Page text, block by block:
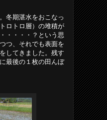
冬期湛水をおこなっ
ロトロ層）の堆積が
・・・・？という思
つ、それでも表面を
してきました。残す
最後の１枚の田んぼ